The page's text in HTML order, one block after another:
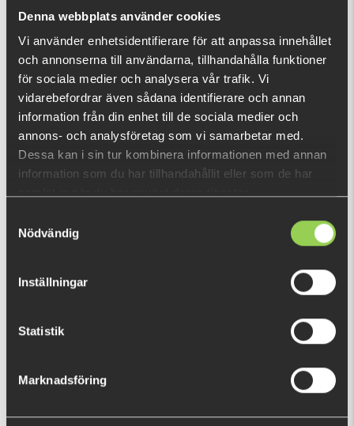
Denna webbplats använder cookies
Vi använder enhetsidentifierare för att anpassa innehållet
och annonserna till användarna, tillhandahålla funktioner
för sociala medier och analysera vår trafik. Vi
vidarebefordrar även sådana identifierare och annan
information från din enhet till de sociala medier och
annons- och analysföretag som vi samarbetar med.
Dessa kan i sin tur kombinera informationen med annan
information som du har tillhandahållit eller som de har
Nödvändig
Inställningar
Statistik
Marknadsföring
Vad är detta?
DU TITTADE NYLIGEN PÅ
Fåtal kvar